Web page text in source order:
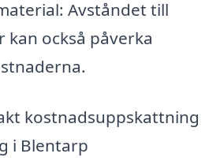
Avståndet till
också påverka
kostnadsuppskattning
i Blentarp